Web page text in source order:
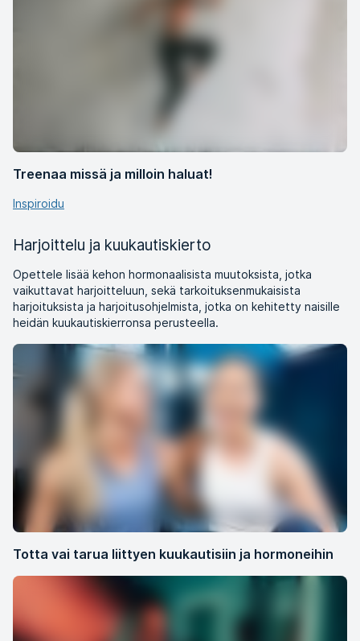
Treenaa missä ja milloin haluat!
Inspiroidu
Harjoittelu ja kuukautiskierto
Opettele lisää kehon hormonaalisista muutoksista, jotka
vaikuttavat harjoitteluun, sekä tarkoituksenmukaisista
harjoituksista ja harjoitusohjelmista, jotka on kehitetty naisille
heidän kuukautiskierronsa perusteella.
Totta vai tarua liittyen kuukautisiin ja hormoneihin